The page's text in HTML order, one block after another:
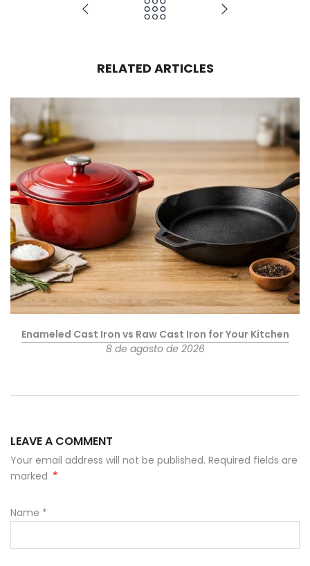
RELATED ARTICLES
Enameled Cast Iron vs Raw Cast Iron for Your Kitchen
8 de agosto de 2026
LEAVE A COMMENT
Your email address will not be published. Required fields are
marked *
Name *